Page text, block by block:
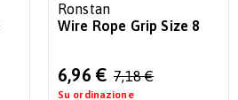
Ronstan
Wire Rope Grip Size 8
Special
Price
6,96 € 7,18 €
Su ordinazione